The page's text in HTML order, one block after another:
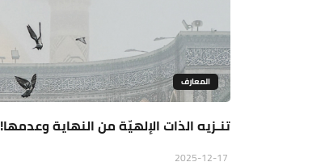
المعارف
تنـزيه الذات الإلهيّة من النهاية وعدمها!